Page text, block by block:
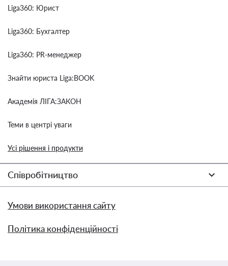
Liga360: Юрист
Liga360: Бухгалтер
Liga360: PR-менеджер
Знайти юриста Liga:BOOK
Академія ЛІГА:ЗАКОН
Теми в центрі уваги
Усі рішення і продукти
Співробітництво
Умови використання сайту
Політика конфіденційності